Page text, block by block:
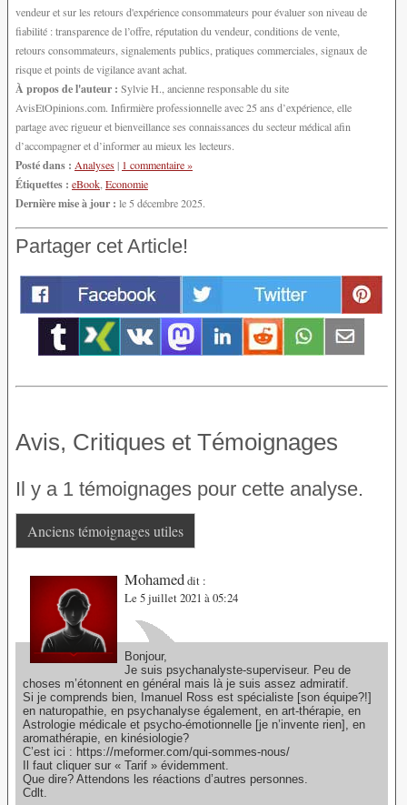
vendeur et sur les retours d'expérience consommateurs pour évaluer son niveau de
fiabilité : transparence de l’offre, réputation du vendeur, conditions de vente,
retours consommateurs, signalements publics, pratiques commerciales, signaux de
risque et points de vigilance avant achat.
À propos de l'auteur : Sylvie H., ancienne responsable du site
AvisEtOpinions.com. Infirmière professionnelle avec 25 ans d’expérience, elle
partage avec rigueur et bienveillance ses connaissances du secteur médical afin
d’accompagner et d’informer au mieux les lecteurs.
Posté dans : Analyses| 1 commentaire »
Étiquettes : eBook Economie
Dernière mise à jour : le 5 décembre 2025.
Partager cet Article!
Avis, Critiques et Témoignages
Il y a 1 témoignages pour cette analyse.
Anciens témoignages utiles
Mohameddit :
Le 5 juillet 2021 à 05:24
Bonjour,
Je suis psychanalyste-superviseur. Peu de
choses m’étonnent en général mais là je suis assez admiratif.
Si je comprends bien, Imanuel Ross est spécialiste [son équipe?!]
en naturopathie, en psychanalyse également, en art-thérapie, en
Astrologie médicale et psycho-émotionnelle [je n’invente rien], en
aromathérapie, en kinésiologie?
C’est ici : https://meformer.com/qui-sommes-nous/
Il faut cliquer sur « Tarif » évidemment.
Que dire? Attendons les réactions d’autres personnes.
Cdlt.